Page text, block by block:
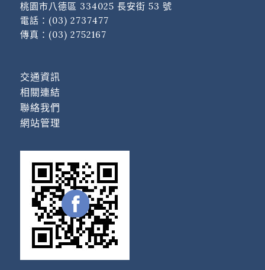
桃園市八德區 334025 長安街 53 號
電話： (03) 2737477
傳真：(03) 2752167
交通資訊
相關連結
聯絡我們
網站管理